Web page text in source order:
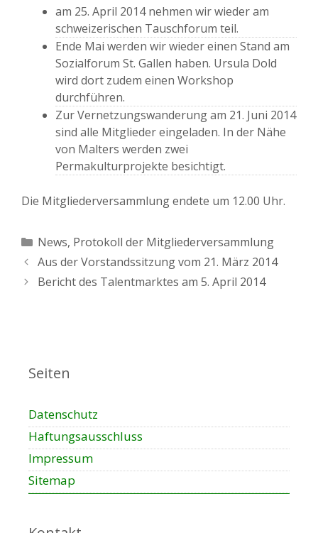
am 25. April 2014 nehmen wir wieder am
schweizerischen Tauschforum teil.
Ende Mai werden wir wieder einen Stand am
Sozialforum St. Gallen haben. Ursula Dold
wird dort zudem einen Workshop
durchführen.
Zur Vernetzungswanderung am 21. Juni 2014
sind alle Mitglieder eingeladen. In der Nähe
von Malters werden zwei
Permakulturprojekte besichtigt.
Die Mitgliederversammlung endete um 12.00 Uhr.
Kategorien
News, Protokoll der Mitgliederversammlung
Aus der Vorstandssitzung vom 21. März 2014
Bericht des Talentmarktes am 5. April 2014
Seiten
Datenschutz
Haftungsausschluss
Impressum
Sitemap